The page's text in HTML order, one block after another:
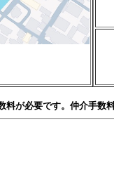
必要です。仲介手数料